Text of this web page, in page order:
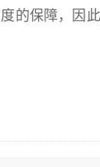
的保障，因